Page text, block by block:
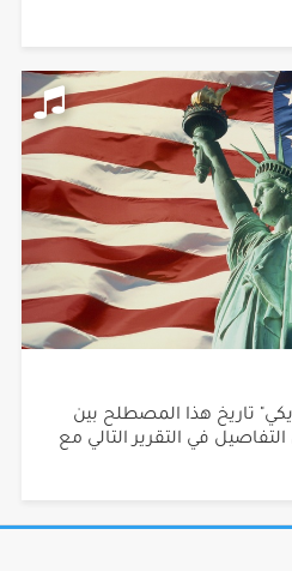
تاريخ هذا المصطلح بين
في التقرير التالي مع